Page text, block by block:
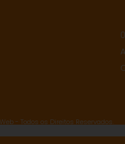
- Todos os Direitos Reservados.